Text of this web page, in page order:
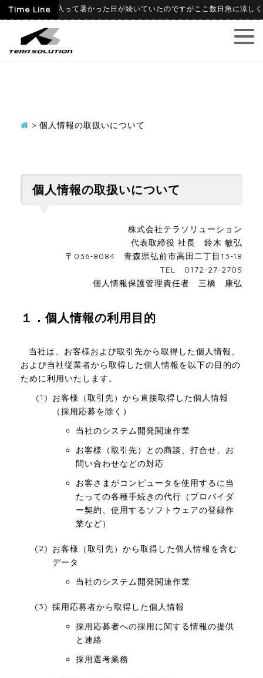
Time Line
06-09 6月に入って暑かった日が続いていたのですがここ数日急に涼しく
> 個人情報の取扱いについて
個人情報の取扱いについて
株式会社テラソリューション
代表取締役 社長 鈴木 敏弘
〒036-8084 青森県弘前市高田二丁目13-18
TEL 0172-27-2705
個人情報保護管理責任者 三橋 康弘
１．個人情報の利用目的
当社は、お客様および取引先から取得した個人情報、
および当社従業者から取得した個人情報を以下の目的の
ために利用いたします。
お客様（取引先）から直接取得した個人情報
（採用応募を除く）
当社のシステム開発関連作業
お客様（取引先）との商談、打合せ、お
問い合わせなどの対応
お客さまがコンピュータを使用するに当
たっての各種手続きの代行（プロバイダ
ー契約、使用するソフトウェアの登録作
業など）
お客様（取引先）から取得した個人情報を含む
データ
当社のシステム開発関連作業
採用応募者から取得した個人情報
採用応募者への採用に関する情報の提供
と連絡
採用選考業務